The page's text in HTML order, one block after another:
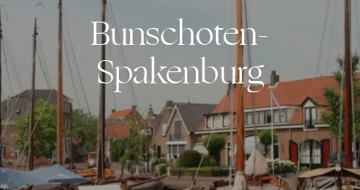
ALLES OP ÉÉN LOCATIE
TROUWZALEN
VOORBEELDOFFERTE
BRUIDSSUITE
TROUWLOCATIE ROUTE
ARRANGEMENTEN
ACTIVITEITEN
CONGRES OF CONFERENTIE
EVENEMENT
VERGADERING
VERGADEREN MET OVERNACHTING
ZALEN
JUBILEUM
FEEST
CONCERT
GROEPSDINER
UITVAART EN CONDOLEANCE
OVER KASTEEL DE VANENBURG
GESCHIEDENIS
ONS TEAM
AGENDA
Bunschoten-
Spakenburg